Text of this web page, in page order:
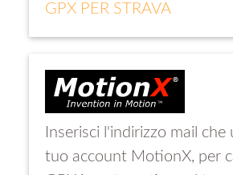
GPX PER STRAVA
Inserisci l'indirizzo mail che
tuo account MotionX, per